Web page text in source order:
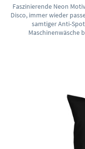
Faszinierende Neon
Disco, immer wieder
samtiger Anti-
Maschinenwäsche